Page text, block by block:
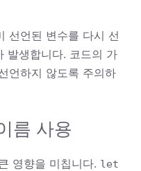
선언된 변수를 다시 선
발생합니다. 코드의 가
언하지 않도록 주의하
름 사용
영향을 미칩니다. let